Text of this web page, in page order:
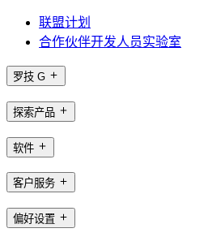
联盟计划
合作伙伴开发人员实验室
罗技 G
探索产品
软件
客户服务
偏好设置